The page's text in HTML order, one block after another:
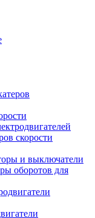
скорости
и выключатели
оборотов для